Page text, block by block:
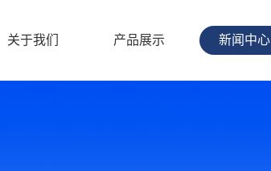
关于我们 产品展示 新闻中心